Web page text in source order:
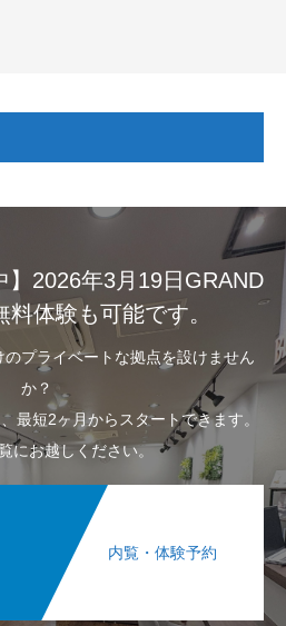
】2026年3月19日GRAND
体験も可能です。
のプライベートな拠点を設けません
か？
最短2ヶ月からスタートできます。
にお越しください。
内覧・体験予約